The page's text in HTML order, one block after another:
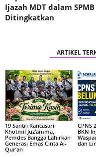
Ijazah MDT dalam SPMB
Ditingkatkan
ARTIKEL
19 Santri Rancasari
Khotmil Juz’amma,
Pemdes Bangga Lahirkan
Generasi Emas Cinta Al-
Qur’an
CPNS
BKN
dan